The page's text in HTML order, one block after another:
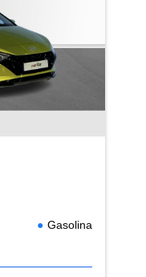
Gasolina